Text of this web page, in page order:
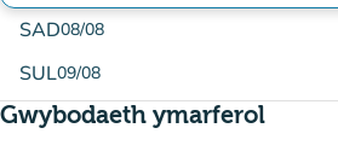
SAD08/08
SUL09/08
Gwybodaeth ymarferol